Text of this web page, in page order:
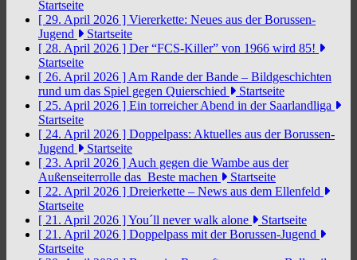
Startseite
[ 29. April 2026 ] Viererkette: Neues aus der Borussen-
Jugend
Startseite
[ 28. April 2026 ] Der “FCS-Killer” von 1966 wird 85!
Startseite
[ 26. April 2026 ] Am Rande der Bande – Bildgeschichten
rund um das Spiel gegen Quierschied
Startseite
[ 25. April 2026 ] Ein torreicher Abend in der Saarlandliga
Startseite
[ 24. April 2026 ] Doppelpass: Aktuelles aus der Borussen-
Jugend
Startseite
[ 23. April 2026 ] Auch gegen die Wambe aus der
Außenseiterrolle das Beste machen
Startseite
[ 22. April 2026 ] Dreierkette – News aus dem Ellenfeld
Startseite
[ 21. April 2026 ]You´ll never walk alone
Startseite
[ 21. April 2026 ] Doppelpass mit der Borussen-Jugend
Startseite